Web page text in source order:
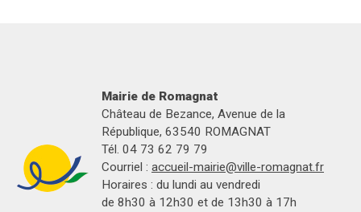
Mairie de Romagnat
Château de Bezance, Avenue de la
République, 63540 ROMAGNAT
Tél. 04 73 62 79 79
Courriel : accueil-mairie@ville-romagnat.fr
Horaires : du lundi au vendredi
de 8h30 à 12h30 et de 13h30 à 17h